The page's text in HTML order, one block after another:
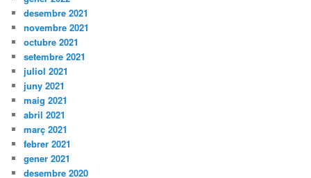
desembre 2021
novembre 2021
octubre 2021
setembre 2021
juliol 2021
juny 2021
maig 2021
abril 2021
març 2021
febrer 2021
gener 2021
desembre 2020